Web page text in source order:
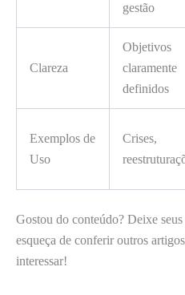
gestão
Clareza
Objetivos
claramente
definidos
Exemplos de
Uso
Crises,
Gostou do conteúdo? Deixe
esqueça de conferir outros
interessar!